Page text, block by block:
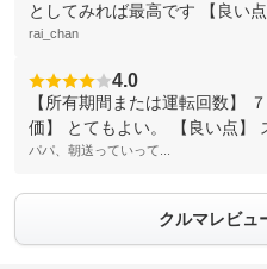
としてみれば最高です 【良い
rai_chan
4.0
【所有期間または運転回数】
価】 とてもよい。 【良い点】
パパ、朝送っていって...
クルマレビュ